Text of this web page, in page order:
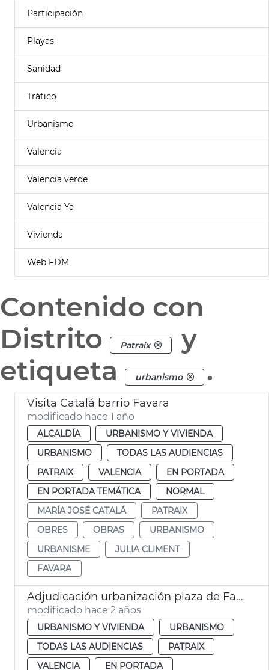
Participación
Playas
Sanidad
Tráfico
Urbanismo
Valencia
Valencia verde
Valencia Ya
Vivienda
Web FDM
Contenido con
Distrito
Patraix
y
etiqueta
urbanismo .
Visita Catalá barrio Favara
modificado hace 1 año
ALCALDÍA
URBANISMO Y VIVIENDA
URBANISMO
TODAS LAS AUDIENCIAS
PATRAIX
VALENCIA
EN PORTADA
EN PORTADA TEMÁTICA
NORMAL
MARÍA JOSÉ CATALÁ
PATRAIX
OBRES
OBRAS
URBANISMO
URBANISME
JULIA CLIMENT
FAVARA
Adjudicación urbanización plaza de Favara
modificado hace 2 años
URBANISMO Y VIVIENDA
URBANISMO
TODAS LAS AUDIENCIAS
PATRAIX
VALENCIA
EN PORTADA